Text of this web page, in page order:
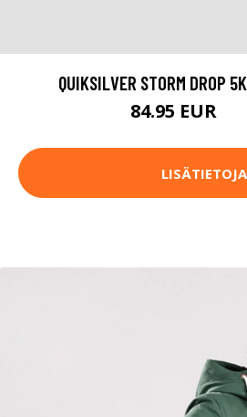
QUIKSILVER STORM DROP
84.95 EUR
LISÄTIETOJA